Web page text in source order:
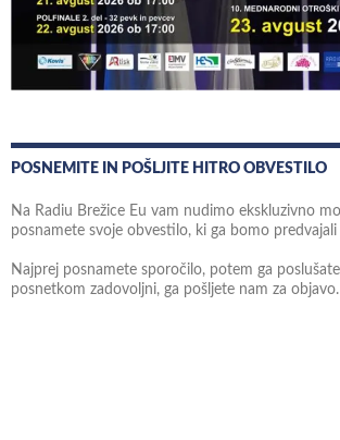
POSNEMITE IN POŠLJITE HITRO OBVESTILO
Na Radiu Brežice Eu vam nudimo ekskluzivno
posnamete svoje obvestilo, ki ga bomo
Najprej posnamete sporočilo, potem ga
posnetkom zadovoljni, ga pošljete nam za objavo.